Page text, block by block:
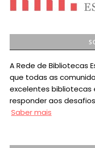
A Rede de Bibliotecas
que todas as
excelentes bibliotecas
responder aos
Saber mais